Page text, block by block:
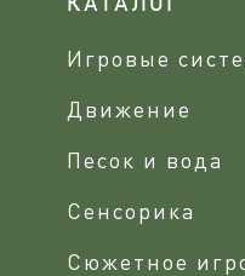
КАТАЛОГ
Игровые
Движение
Песок и вода
Сенсорика
Сюжетное